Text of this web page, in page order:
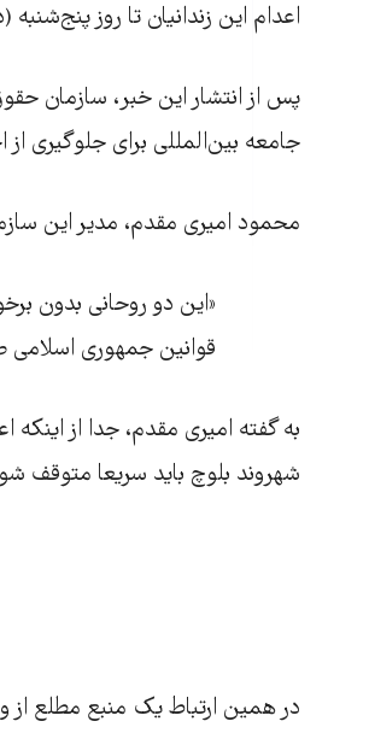
اعدام این زندانیان تا روز
پس از انتشار این خبر، سازمان
جامعه بین‌المللی برای جلوگیری
محمود امیری مقدم، مدیر این
«این دو روحانی بدون
قوانین جمهوری اسلامی
به ‌گفته امیری مقدم، جدا از
شهروند بلوچ باید سریعا متوقف
در همین ارتباط یک منبع مطلع از